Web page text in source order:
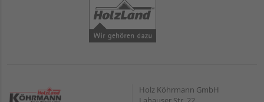
Holz Köhrmann GmbH